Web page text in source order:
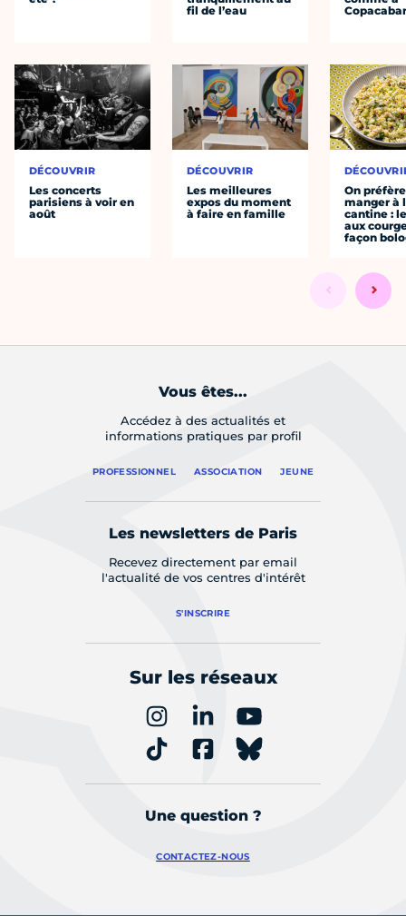
DÉCOUVRIR
Les concerts
parisiens à voir en
août
fil de l’eau
DÉCOUVRIR
Les meilleures
expos du moment
à faire en famille
On préfère
manger à
cantine :
aux
façon
Vous êtes...
Accédez à des actualités et
informations pratiques par profil
PROFESSIONNEL ASSOCIATION JEUNE
Les newsletters de Paris
Recevez directement par email
l'actualité de vos centres d'intérêt
S'INSCRIRE
Sur les réseaux
Une question ?
CONTACTEZ-NOUS